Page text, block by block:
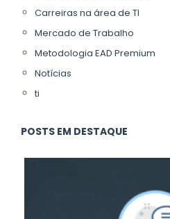
Carreiras na área de TI
Mercado de Trabalho
Metodologia EAD Premium
Notícias
ti
POSTS EM DESTAQUE